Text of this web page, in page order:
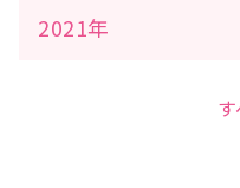
2021年